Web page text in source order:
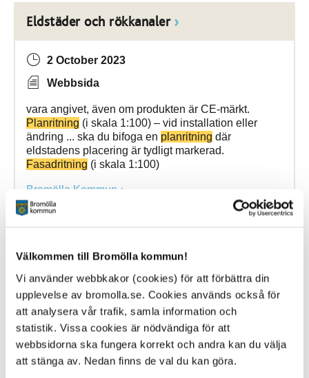
Välkommen till Bromölla kommun!
Vi använder webbkakor (cookies) för att förbättra din
upplevelse av bromolla.se. Cookies används också för
att analysera vår trafik, samla information och
statistik. Vissa cookies är nödvändiga för att
webbsidorna ska fungera korrekt och andra kan du välja
att stänga av. Nedan finns de val du kan göra.
Eldstäder och rökkanaler
2 October 2023
Webbsida
vara angivet, även om produkten är CE-märkt.
Planritning (i skala 1:100) – vid installation eller
ändring ... ska du bifoga en planritning där
eldstadens placering är tydligt markerad.
Fasadritning (i skala 1:100)
Bromölla Kommun
Riva, rivningslov
2 October 2023
Webbsida
enkel tomtkarta, skala 1:400Planritning/ar i
förekommande fallFasadritningar
i förekommande
fall Fotografier ... lämpligt sätt. Kontrollansvarig för